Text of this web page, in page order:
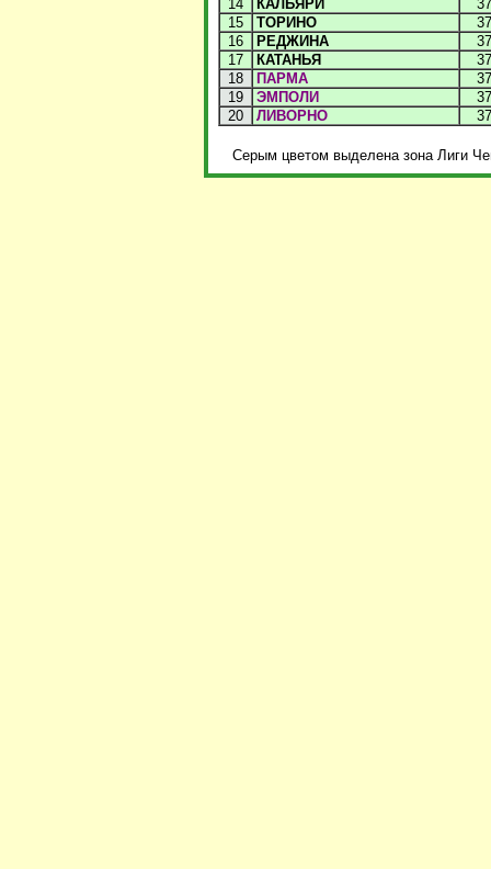
14 КАЛЬЯРИ
37
15
ТОРИНО
37
16
РЕДЖИНА
37
17
КАТАНЬЯ
37
18
ПАРМА
37
19
ЭМПОЛИ
37
20
ЛИВОРНО 37
Серым цветом выделена зона Лиги